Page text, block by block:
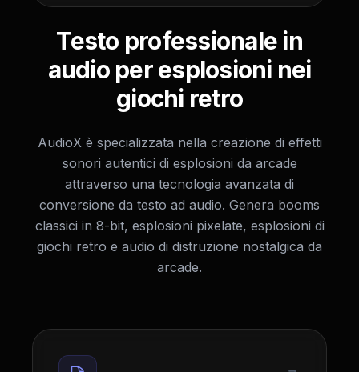
Testo professionale in
audio per esplosioni nei
giochi retro
AudioX è specializzata nella creazione di effetti
sonori autentici di esplosioni da arcade
attraverso una tecnologia avanzata di
conversione da testo ad audio. Genera booms
classici in 8-bit, esplosioni pixelate, esplosioni di
giochi retro e audio di distruzione nostalgica da
arcade.